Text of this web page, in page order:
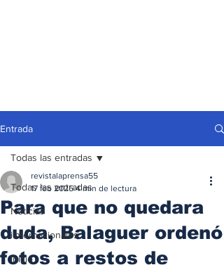
Entrada
Todas las entradas
Noticias
iInternacionales
Inicio
Todas las entradas
Para que no quedara
duda, Balaguer ordenó
fotos a restos de
revistalaprensa55
17 feb 2025 4 min de lectura